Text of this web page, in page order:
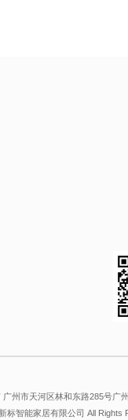
州市天河区林和东路285号广
标智能家居有限公司 All